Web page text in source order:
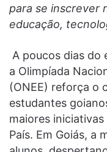
para se inscrever
educação,
A poucos dias do
a Olimpíada
(ONEE) reforça o
estudantes
maiores
País. Em Goiás, a